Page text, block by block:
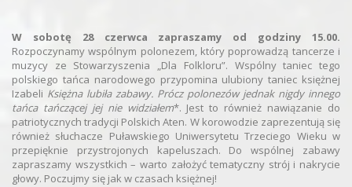
W sobotę 28 czerwca zapraszamy od godziny 15.00.
Rozpoczynamy wspólnym polonezem, który poprowadzą tancerze i
muzycy ze Stowarzyszenia „Dla Folkloru”. Wspólny taniec tego
polskiego tańca narodowego przypomina ulubiony taniec księżnej
Izabeli Księżna lubiła zabawy. Prócz polonezów jednak nigdy innego
tańca tańczącej jej nie widziałem*. Jest to również nawiązanie do
patriotycznych tradycji Polskich Aten. W korowodzie zaprezentują się
również słuchacze Puławskiego Uniwersytetu Trzeciego Wieku w
przepięknie przystrojonych kapeluszach. Do wspólnej zabawy
zapraszamy wszystkich – warto założyć tematyczny strój i nakrycie
głowy. Poczujmy się jak w czasach księżnej!